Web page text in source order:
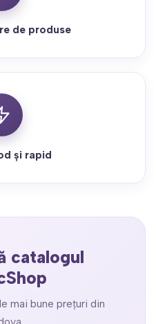
de produse
și rapid
catalogul
mai bune prețuri din